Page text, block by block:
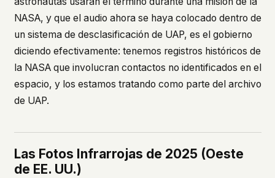
NASA, y que el audio ahora se haya colocado dentro de
un sistema de desclasificación de UAP, es el gobierno
diciendo efectivamente: tenemos registros históricos de
la NASA que involucran contactos no identificados en el
espacio, y los estamos tratando como parte del archivo
de UAP.
Las Fotos Infrarrojas de 2025 (Oeste
de EE. UU.)